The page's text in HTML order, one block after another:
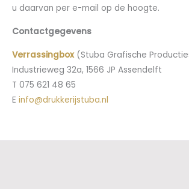
u daarvan per e-mail op de hoogte.
Contactgegevens
Verrassingbox(Stuba Grafische
Industrieweg 32a, 1566 JP Assendelft
T 075 621 48 65
E info@drukkerijstuba.nl